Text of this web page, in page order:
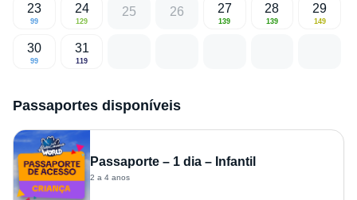
23
99
24
129
25 26 27
139
28
139
29
149
30
99
31
119
Passaportes disponíveis
Passaporte – 1 dia – Infantil
2 a 4 anos